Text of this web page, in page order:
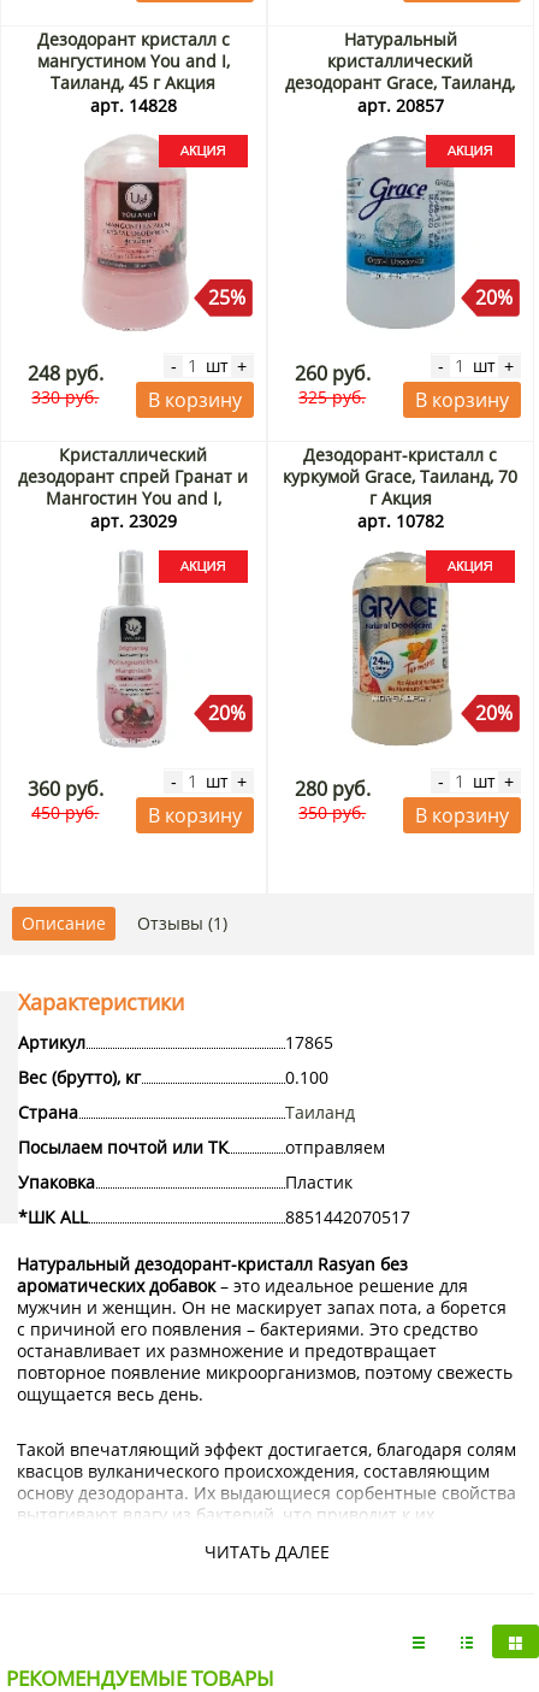
Дезодорант кристалл с
мангустином You and I,
Таиланд, 45 г Акция
арт. 14828
25%
248 руб.
330 руб.
- шт +
В корзину
Натуральный
кристаллический
дезодорант Grace, Таиланд,
50 г Акция
арт. 20857
20%
260 руб.
325 руб.
- шт +
В корзину
Кристаллический
дезодорант спрей Гранат и
Мангостин You and I,
Таиланд, 100 мл Акция
арт. 23029
20%
360 руб.
450 руб.
- шт +
В корзину
Дезодорант-кристалл с
куркумой Grace, Таиланд, 70
г Акция
арт. 10782
20%
280 руб.
350 руб.
- шт +
В корзину
Описание Отзывы (1)
ЧИТАТЬ ДАЛЕЕ
Характеристики
Артикул
17865
Вес (брутто), кг
0.100
Страна
Таиланд
Посылаем почтой или ТК
отправляем
Упаковка
Пластик
*ШК ALL
8851442070517
Натуральный дезодорант-кристалл Rasyan без
ароматических добавок– это идеальное решение для
мужчин и женщин. Он не маскирует запах пота, а борется
с причиной его появления – бактериями. Это средство
останавливает их размножение и предотвращает
повторное появление микроорганизмов, поэтому свежесть
ощущается весь день.
Такой впечатляющий эффект достигается, благодаря солям
квасцов вулканического происхождения, составляющим
основу дезодоранта. Их выдающиеся сорбентные свойства
вытягивают влагу из бактерий, что приводит к их
даже в самые жаркие дни.
запаха. Не нарушая работу потовых желез и не
вмешиваясь в обмен веществ. Пот продолжает выделяться
и испаряться с поверхности кожи, но несвежего аромата
РЕКОМЕНДУЕМЫЕ ТОВАРЫ